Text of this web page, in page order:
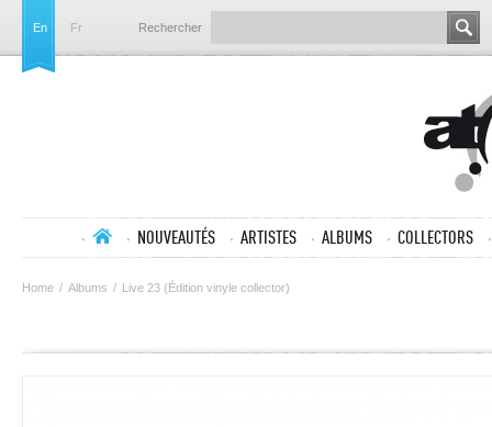
En Fr Rechercher
NOUVEAUTÉS ARTISTES ALBUMS COLLECTORS
Home / Albums / Live 23 (Édition vinyle collector)